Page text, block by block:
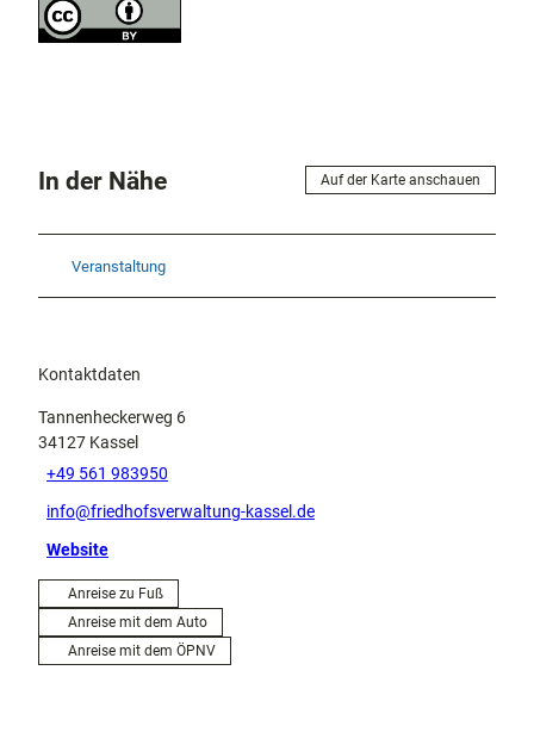
In der Nähe Auf der Karte anschauen
Veranstaltung
Kontaktdaten
Tannenheckerweg 6
34127 Kassel
+49 561 983950
info@friedhofsverwaltung-kassel.de
Website
Anreise zu Fuß
Anreise mit dem Auto
Anreise mit dem ÖPNV